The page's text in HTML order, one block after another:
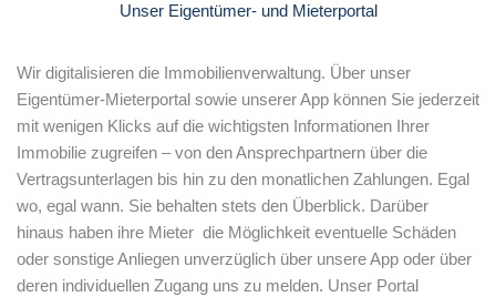
Unser Eigentümer- und Mieterportal
Wir digitalisieren die Immobilienverwaltung. Über unser
Eigentümer-Mieterportal sowie unserer App können Sie jederzeit
mit wenigen Klicks auf die wichtigsten Informationen Ihrer
Immobilie zugreifen – von den Ansprechpartnern über die
Vertragsunterlagen bis hin zu den monatlichen Zahlungen. Egal
wo, egal wann. Sie behalten stets den Überblick. Darüber
hinaus haben ihre Mieter die Möglichkeit eventuelle Schäden
oder sonstige Anliegen unverzüglich über unsere App oder über
deren individuellen Zugang uns zu melden. Unser Portal